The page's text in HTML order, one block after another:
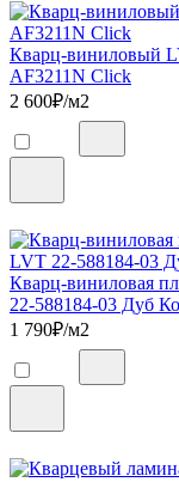
Кварц-виниловый
AF3211N Click
2 600₽/м2
Кварц-виниловая
22-588184-03 Дуб
1 790₽/м2